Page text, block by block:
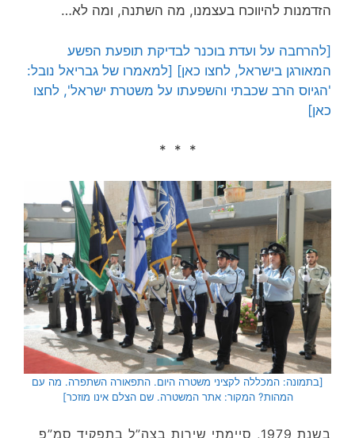
הזדמנות להיווכח בעצמנו, מה השתנה, ומה לא…
[להרחבה על ועדת בוכנר לבדיקת תופעת הפשע
המאורגן בישראל, לחצו כאן] [למאמרו של גבריאל נובל:
'הגיוס הרב שכבתי והשפעתו על משטרת ישראל', לחצו
כאן]
* * *
[בתמונה: המכללה לקציני משטרה היום. התפאורה השתפרה. מה עם
המהות? המקור: אתר המשטרה. שם הצלם אינו מוזכר]
בשנת 1979, סיימתי שירות בצה”ל בתפקיד סמ”פ